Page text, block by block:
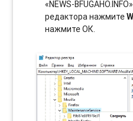
«NEWS-
редактора нажмите
нажмите ОК.